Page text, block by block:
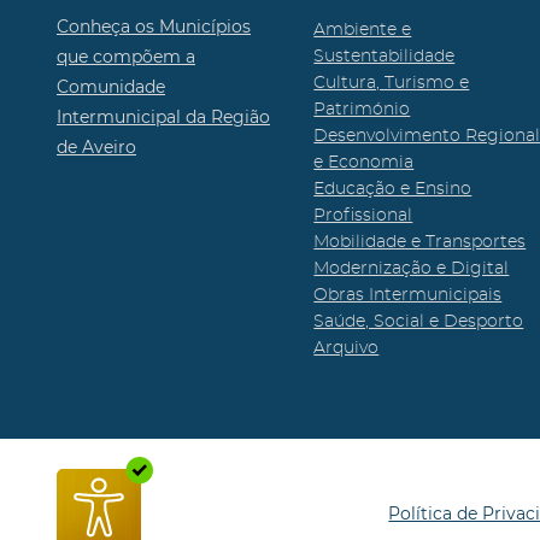
Conheça os Municípios
que compõem a
Comunidade
Intermunicipal da Região
de Aveiro
Ambiente e
Sustentabilidade
Cultura, Turismo e
Património
Desenvolvimento Regional
e Economia
Educação e Ensino
Profissional
Mobilidade e Transportes
Modernização e Digital
Obras Intermunicipais
Saúde, Social e Desporto
Arquivo
Política de